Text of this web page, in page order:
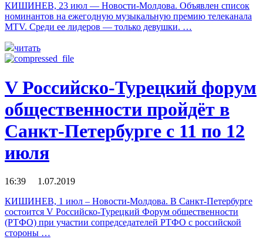
КИШИНЕВ, 23 июл — Новости-Молдова. Объявлен список
номинантов на ежегодную музыкальную премию телеканала
MTV. Среди ее лидеров — только девушки. …
читать
V Российско-Турецкий форум
общественности пройдёт в
Санкт-Петербурге с 11 по 12
июля
16:39 1.07.2019
КИШИНЕВ, 1 июл – Новости-Молдова. В Санкт-Петербурге
состоится V Российско-Турецкий Форум общественности
(РТФО) при участии сопредседателей РТФО с российской
стороны …